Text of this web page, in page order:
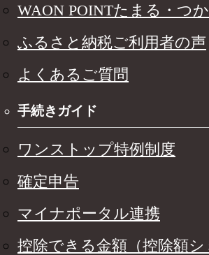
WAON POINTたまる・つ
ふるさと納税ご利用者の声
よくあるご質問
手続きガイド
ワンストップ特例制度
確定申告
マイナポータル連携
控除できる金額（控除額シ